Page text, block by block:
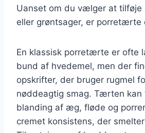
Uanset om du vælger at tilføje
eller grøntsager, er porretærte
En klassisk porretærte er ofte
bund af hvedemel, men der
opskrifter, der bruger rugmel
nøddeagtig smag. Tærten kan
blanding af æg, fløde og
cremet konsistens, der